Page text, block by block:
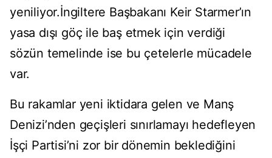
yeniliyor.İngiltere Başbakanı Keir Starmer’ın
yasa dışı göç ile baş etmek için verdiği
sözün temelinde ise bu çetelerle mücadele
var.
Bu rakamlar yeni iktidara gelen ve Manş
Denizi’nden geçişleri sınırlamayı hedefleyen
İşçi Partisi’ni zor bir dönemin beklediğini